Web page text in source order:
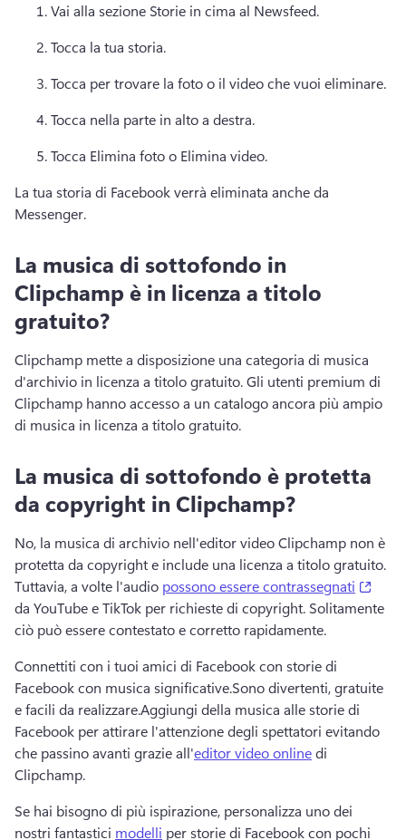
Vai alla sezione Storie in cima al Newsfeed.
Tocca la tua storia.
Tocca per trovare la foto o il video che vuoi eliminare.
Tocca nella parte in alto a destra.
Tocca Elimina foto o Elimina video.
La tua storia di Facebook verrà eliminata anche da
Messenger.
La musica di sottofondo in
Clipchamp è in licenza a titolo
gratuito?
Clipchamp mette a disposizione una categoria di musica
d'archivio in licenza a titolo gratuito. Gli utenti premium di
Clipchamp hanno accesso a un catalogo ancora più ampio
di musica in licenza a titolo gratuito.
La musica di sottofondo è protetta
da copyright in Clipchamp?
No, la musica di archivio nell'editor video Clipchamp non è
Tuttavia, a volte l'audio possono essere contrassegnati
da YouTube e TikTok per richieste di copyright. Solitamente
ciò può essere contestato e corretto rapidamente.
Connettiti con i tuoi amici di Facebook con storie di
Facebook con musica significative.Sono divertenti, gratuite
e facili da realizzare.Aggiungi della musica alle storie di
Facebook per attirare l'attenzione degli spettatori evitando
che passino avanti grazie all'editor video online di
Clipchamp.
Se hai bisogno di più ispirazione, personalizza uno dei
nostri fantastici modelli per storie di Facebook con pochi